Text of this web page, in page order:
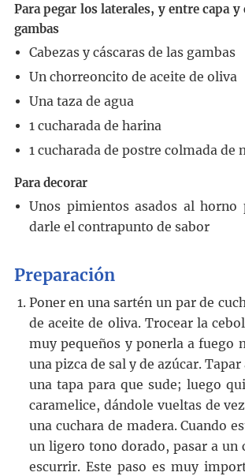
Para pegar los laterales, y entre capa y
gambas
Cabezas y cáscaras de las gambas
Un chorreoncito de aceite de oliva
Una taza de agua
1 cucharada de harina
1 cucharada de postre colmada de
Para decorar
Unos pimientos asados al horno
darle el contrapunto de sabor
Preparación
Poner en una sartén un par de
de aceite de oliva. Trocear la
muy pequeños y ponerla a fuego
una pizca de sal y de azúcar.
una tapa para que sude; luego
caramelice, dándole vueltas de
una cuchara de madera. Cuando
un ligero tono dorado, pasar a un
escurrir. Este paso es muy